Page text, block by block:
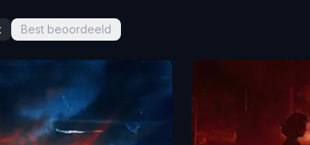
Best beoordeeld